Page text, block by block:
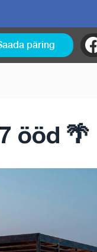
päring
ööd 🌴